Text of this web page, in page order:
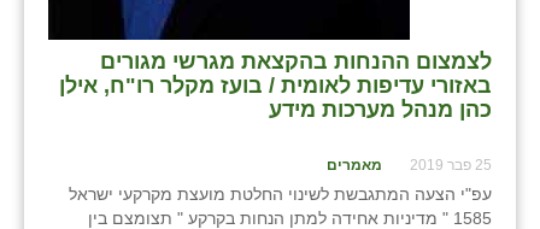
לצמצום ההנחות בהקצאת מגרשי מגורים
באזורי עדיפות לאומית / בועז מקלר רו"ח, אילן
כהן מנהל מערכות מידע
25 פבר 2019 מאמרים
עפ"י הצעה המתגבשת לשינוי החלטת מועצת מקרקעי ישראל
1585 " מדיניות אחידה למתן הנחות בקרקע " תצומצם בין